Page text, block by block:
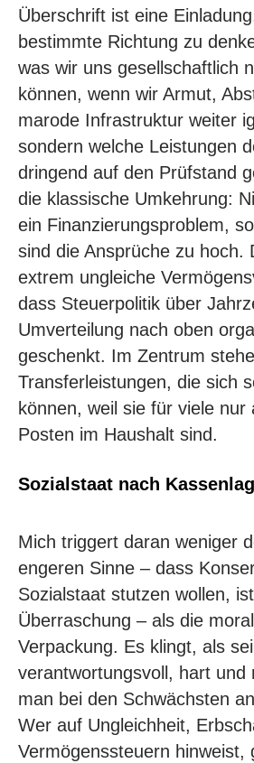
Überschrift ist eine
bestimmte Richtung zu
was wir uns gesellschaftlich
können, wenn wir Armut,
marode Infrastruktur weiter
sondern welche Leistungen
dringend auf den Prüfstand
die klassische Umkehrung:
ein Finanzierungsproblem,
sind die Ansprüche zu hoch.
extrem ungleiche
dass Steuerpolitik über
Umverteilung nach oben
geschenkt. Im Zentrum
Transferleistungen, die sich
können, weil sie für viele nur
Posten im Haushalt sind.
Sozialstaat nach
Mich triggert daran weniger
engeren Sinne – dass
Sozialstaat stutzen wollen,
Überraschung – als die
Verpackung. Es klingt, als
verantwortungsvoll, hart und
man bei den Schwächsten
Wer auf Ungleichheit,
Vermögenssteuern hinweist,